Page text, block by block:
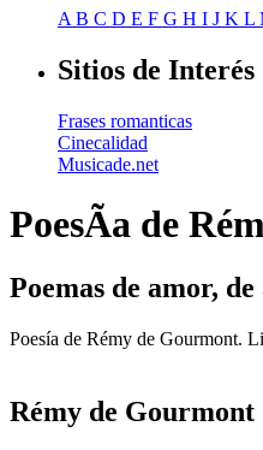
A B C D E F G H I J K L
Sitios de Interés
Frases romanticas
Cinecalidad
Musicade.net
PoesÃ­a de
Poemas de amor,
Poesía de Rémy de Gourmont.
Rémy de Gourmont